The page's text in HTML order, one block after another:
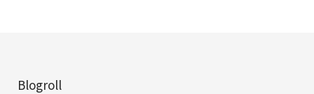
Blogroll